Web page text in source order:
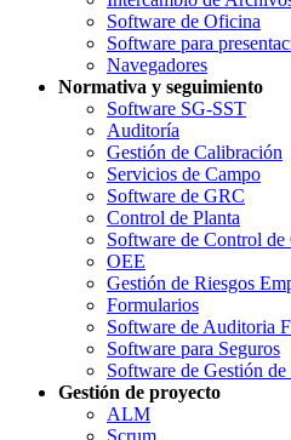
Software de Oficina
Software para
Navegadores
Normativa y seguimiento
Software SG-SST
Auditoría
Gestión de Calibración
Servicios de Campo
Software de GRC
Control de Planta
Software de Control
OEE
Gestión de Riesgos
Formularios
Software de Auditoria
Software para Seguros
Software de Gestión de
Gestión de proyecto
ALM
Scrum